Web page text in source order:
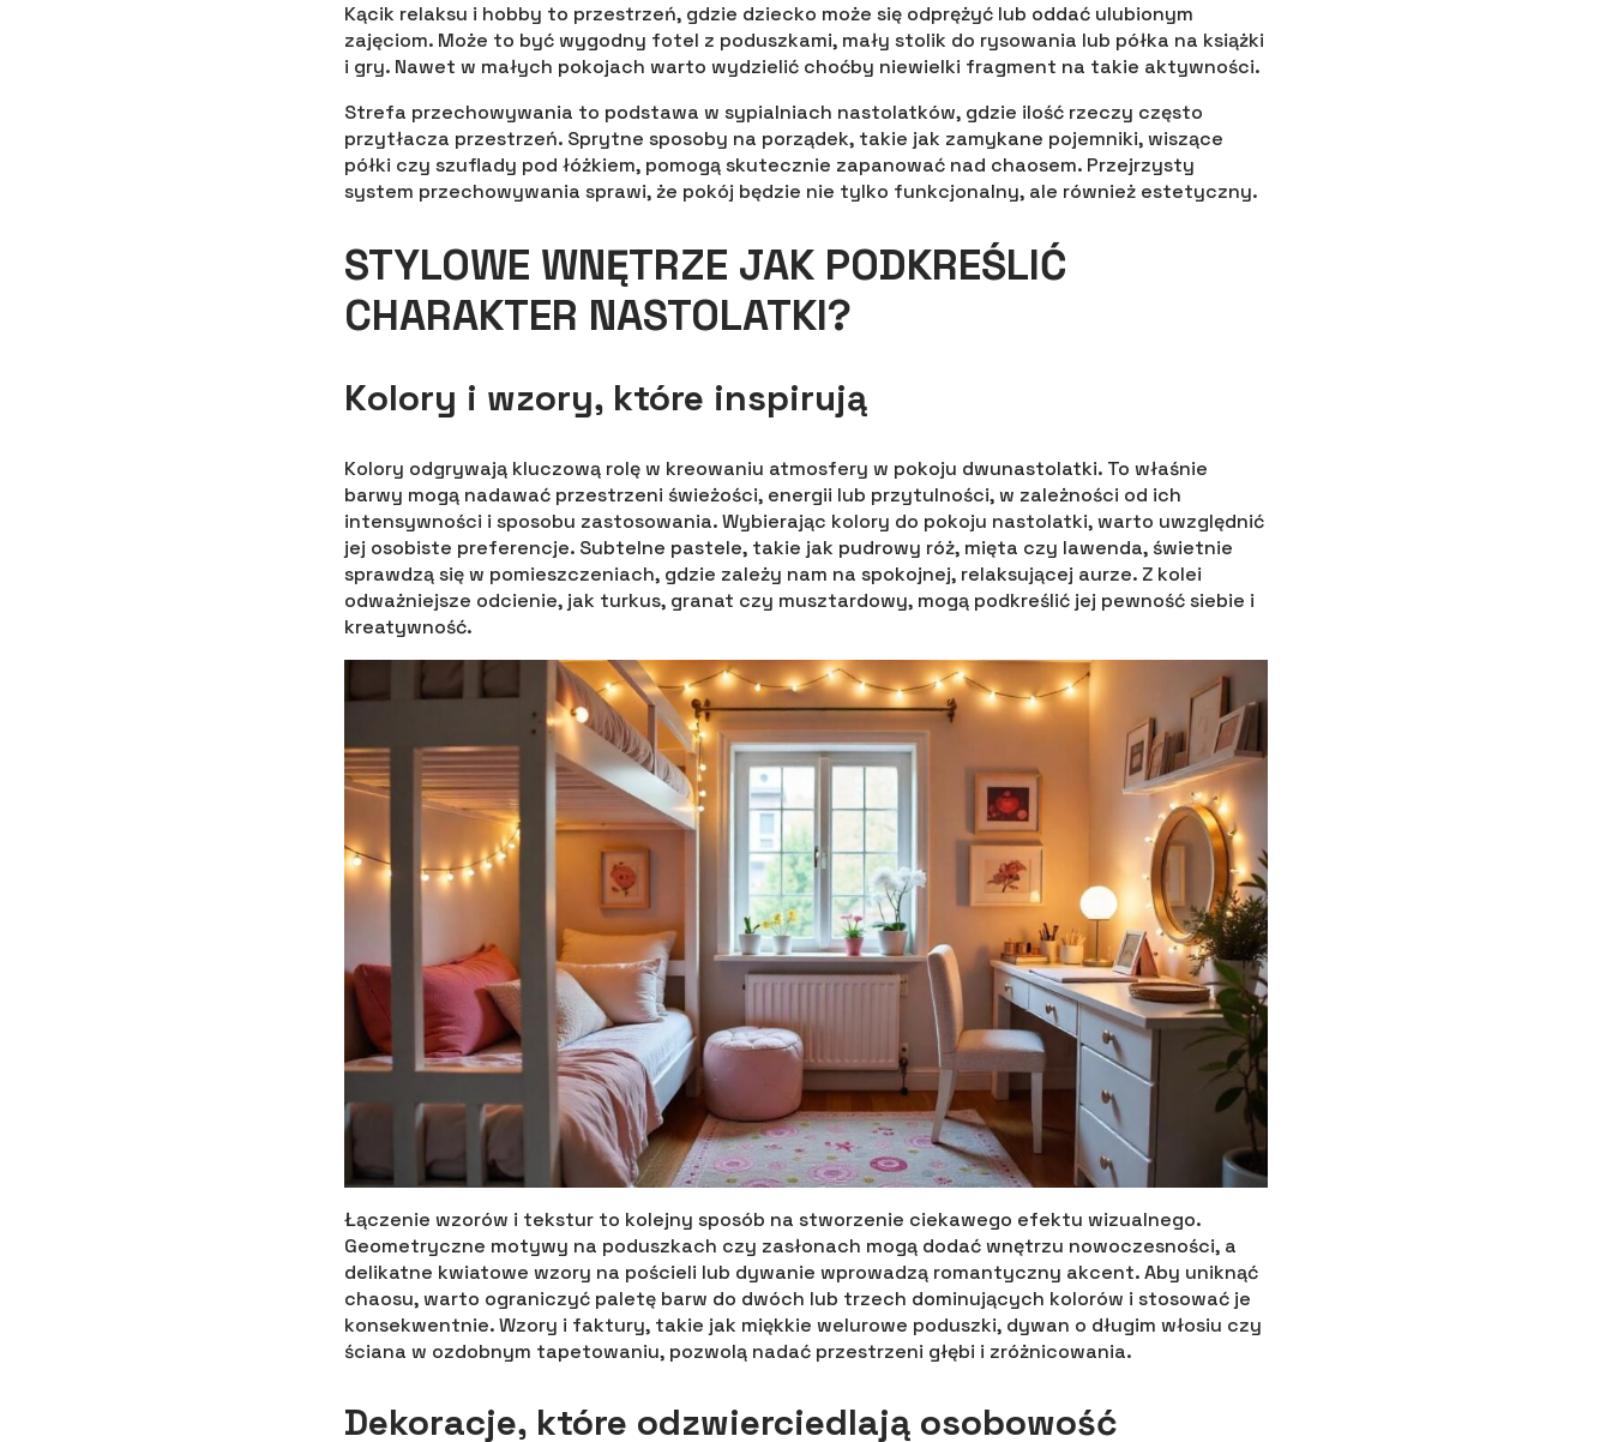
Kącik relaksu i hobby to przestrzeń, gdzie dziecko może się odprężyć lub oddać ulubionym
zajęciom. Może to być wygodny fotel z poduszkami, mały stolik do rysowania lub półka na książki
i gry. Nawet w małych pokojach warto wydzielić choćby niewielki fragment na takie aktywności.
Strefa przechowywania to podstawa w sypialniach nastolatków, gdzie ilość rzeczy często
przytłacza przestrzeń. Sprytne sposoby na porządek, takie jak zamykane pojemniki, wiszące
półki czy szuflady pod łóżkiem, pomogą skutecznie zapanować nad chaosem. Przejrzysty
system przechowywania sprawi, że pokój będzie nie tylko funkcjonalny, ale również estetyczny.
STYLOWE WNĘTRZE JAK PODKREŚLIĆ
CHARAKTER NASTOLATKI?
Kolory i wzory, które inspirują
Kolory odgrywają kluczową rolę w kreowaniu atmosfery w pokoju dwunastolatki. To właśnie
barwy mogą nadawać przestrzeni świeżości, energii lub przytulności, w zależności od ich
intensywności i sposobu zastosowania. Wybierając kolory do pokoju nastolatki, warto uwzględnić
jej osobiste preferencje. Subtelne pastele, takie jak pudrowy róż, mięta czy lawenda, świetnie
sprawdzą się w pomieszczeniach, gdzie zależy nam na spokojnej, relaksującej aurze. Z kolei
odważniejsze odcienie, jak turkus, granat czy musztardowy, mogą podkreślić jej pewność siebie i
kreatywność.
Łączenie wzorów i tekstur to kolejny sposób na stworzenie ciekawego efektu wizualnego.
Geometryczne motywy na poduszkach czy zasłonach mogą dodać wnętrzu nowoczesności, a
delikatne kwiatowe wzory na pościeli lub dywanie wprowadzą romantyczny akcent. Aby uniknąć
chaosu, warto ograniczyć paletę barw do dwóch lub trzech dominujących kolorów i stosować je
konsekwentnie. Wzory i faktury, takie jak miękkie welurowe poduszki, dywan o długim włosiu czy
ściana w ozdobnym tapetowaniu, pozwolą nadać przestrzeni głębi i zróżnicowania.
Dekoracje, które odzwierciedlają osobowość